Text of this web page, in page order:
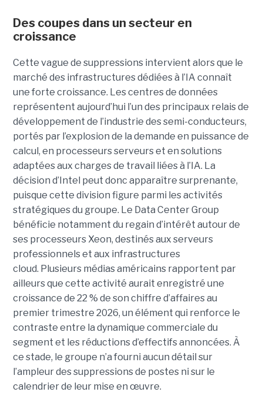
Des coupes dans un secteur en
croissance
Cette vague de suppressions intervient alors que le
marché des infrastructures dédiées à l’IA connaît
une forte croissance. Les centres de données
représentent aujourd’hui l’un des principaux relais de
développement de l’industrie des semi-conducteurs,
portés par l’explosion de la demande en puissance de
calcul, en processeurs serveurs et en solutions
adaptées aux charges de travail liées à l’IA. La
décision d’Intel peut donc apparaître surprenante,
puisque cette division figure parmi les activités
stratégiques du groupe. Le Data Center Group
bénéficie notamment du regain d’intérêt autour de
ses processeurs Xeon, destinés aux serveurs
professionnels et aux infrastructures
cloud. Plusieurs médias américains rapportent par
ailleurs que cette activité aurait enregistré une
croissance de 22 % de son chiffre d’affaires au
premier trimestre 2026, un élément qui renforce le
contraste entre la dynamique commerciale du
segment et les réductions d’effectifs annoncées. À
ce stade, le groupe n’a fourni aucun détail sur
l’ampleur des suppressions de postes ni sur le
calendrier de leur mise en œuvre.